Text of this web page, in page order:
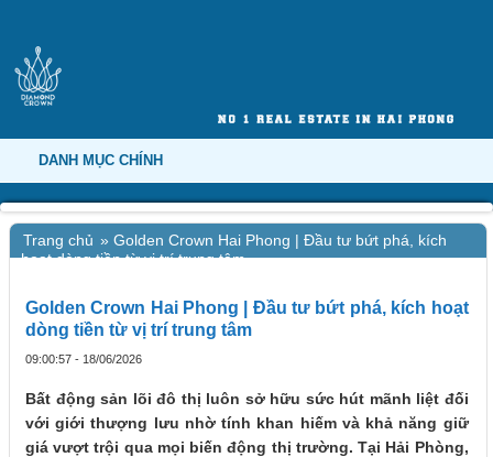
DANH MỤC CHÍNH
Trang chủ » Golden Crown Hai Phong | Đầu tư bứt phá, kích
hoạt dòng tiền từ vị trí trung tâm
Golden Crown Hai Phong | Đầu tư bứt phá, kích hoạt
dòng tiền từ vị trí trung tâm
09:00:57 - 18/06/2026
Bất động sản lõi đô thị luôn sở hữu sức hút mãnh liệt đối
với giới thượng lưu nhờ tính khan hiếm và khả năng giữ
giá vượt trội qua mọi biến động thị trường. Tại Hải Phòng,